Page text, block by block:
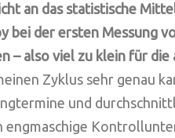
an das statistische
bei der ersten Messung
– also viel zu klein für die
Zyklus sehr genau
und
engmaschige